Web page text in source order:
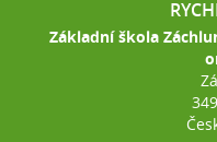
Základní škola